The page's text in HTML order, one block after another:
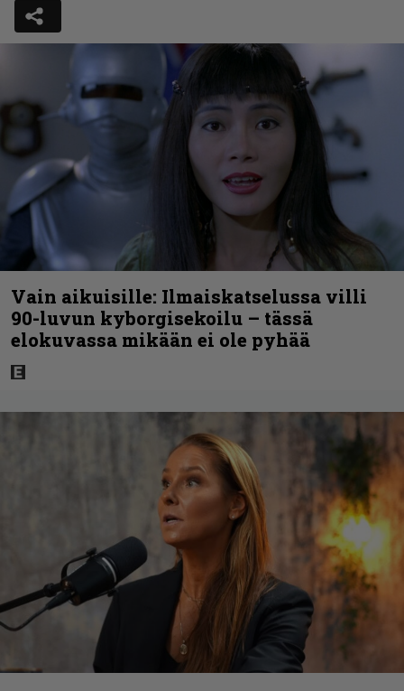
Vain aikuisille: Ilmaiskatselussa villi
90-luvun kyborgisekoilu – tässä
elokuvassa mikään ei ole pyhää